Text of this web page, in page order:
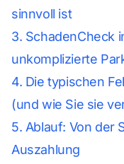
sinnvoll ist
3. SchadenCheck
unkomplizierte
4. Die typischen
(und wie Sie sie
5. Ablauf: Von der
Auszahlung